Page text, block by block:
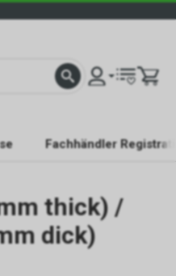
Fachhändler
thick) /
dick)